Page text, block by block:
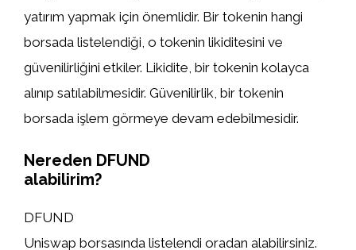
yatırım yapmak için önemlidir. Bir tokenin hangi
borsada listelendiği, o tokenin likiditesini ve
güvenilirliğini etkiler. Likidite, bir tokenin kolayca
alınıp satılabilmesidir. Güvenilirlik, bir tokenin
borsada işlem görmeye devam edebilmesidir.
Nereden DFUND
alabilirim?
DFUND
Uniswap borsasında listelendi oradan alabilirsiniz.